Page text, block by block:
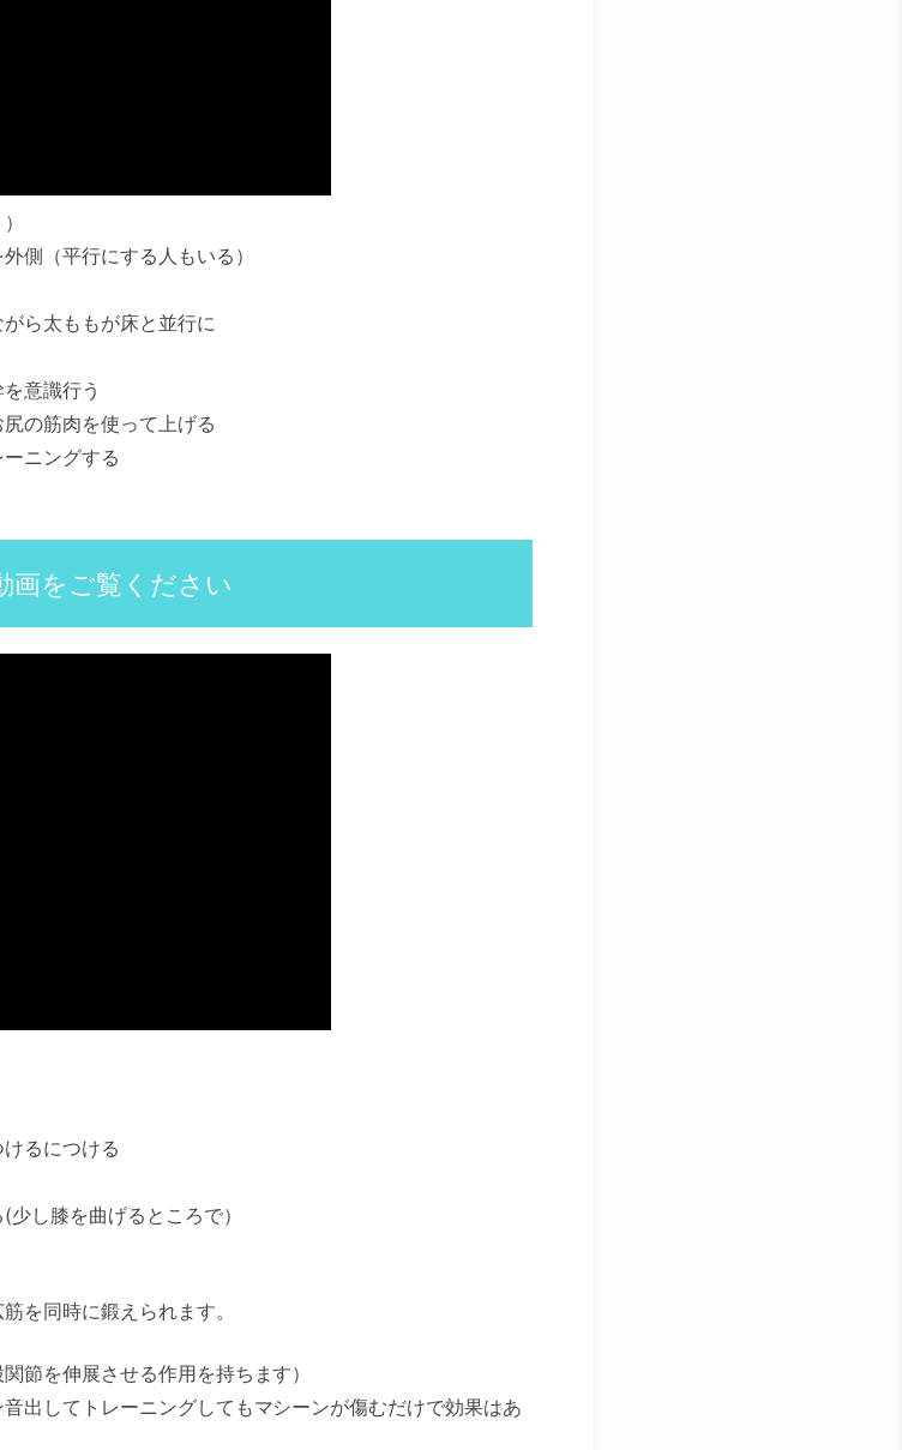
側（平行にする人もいる）
ら太ももが床と並行に
意識行う
の筋肉を使って上げる
ニングする
画をご覧ください
るにつける
し膝を曲げるところで）
を同時に鍛えられます。
節を伸展させる作用を持ちます）
出してトレーニングしてもマシーンが傷むだけで効果はあ